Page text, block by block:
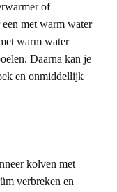
of
met warm water
warm water
Daarna kan je
en onmiddellijk
kolven met
verbreken en